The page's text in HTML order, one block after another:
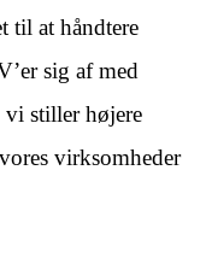
til at håndtere
sig af med
vi stiller højere
virksomheder